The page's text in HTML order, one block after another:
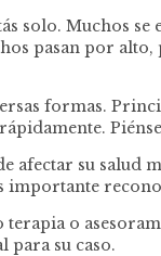
solo. Muchos
pasan por
formas.
afectar su salud
terapia o
para su caso.